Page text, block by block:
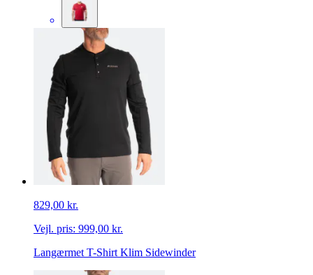
829,00 kr.
Vejl. pris: 999,00 kr.
Langærmet T-Shirt Klim Sidewinder